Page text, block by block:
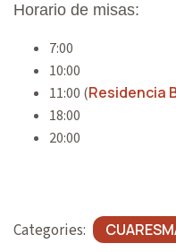
Horario de misas:
7:00
10:00
11:00 (Residencia
18:00
20:00
Categories: